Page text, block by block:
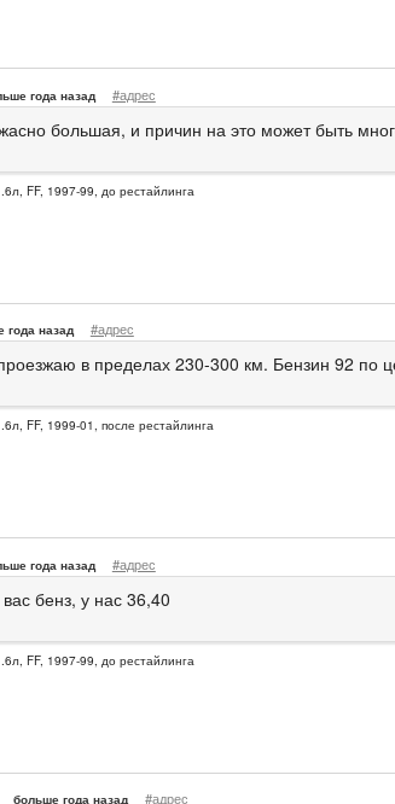
года назад #адрес
большая, и причин на это может быть
FF, 1997-99, до рестайлинга
года назад #адрес
в пределах 230-300 км. Бензин 92 по
FF, 1999-01, после рестайлинга
года назад #адрес
бенз, у нас 36,40
FF, 1997-99, до рестайлинга
больше года назад #адрес